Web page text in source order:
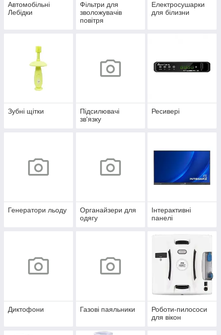
Автомобільні
Лебідки
Фільтри для
зволожувачів
повітря
Електросушарки
для білизни
Зубні щітки
Підсилювачі
зв'язку
Ресивері
Генератори льоду
Органайзери для
одягу
Інтерактивні
панелі
Диктофони Газові паяльники
Роботи-пилососи
для вікон